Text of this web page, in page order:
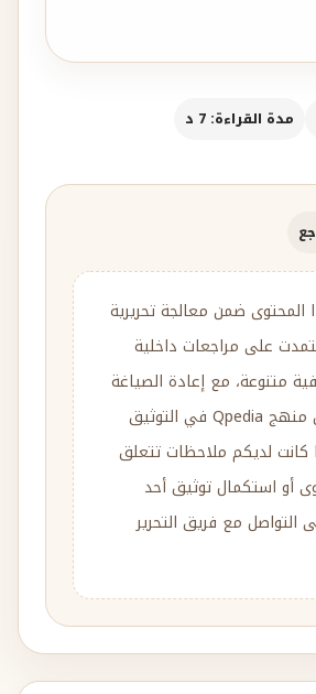
مدة القراءة: 7 د
المحتوى ضمن معالجة تحريرية
على مراجعات داخلية
متنوعة، مع إعادة الصياغة
والتحرير وفق منهج Qpedia في التوثيق
كانت لديكم ملاحظات تتعلق
أو استكمال توثيق أحد
التواصل مع فريق التحرير